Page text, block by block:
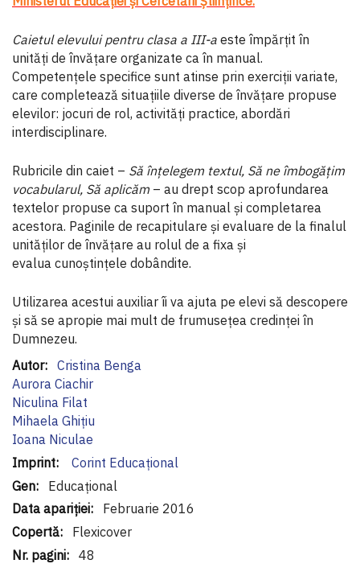
Caietul elevului pentru clasa a III-a este împărţit în
unităţi de învăţare organizate ca în manual.
Competenţele specifice sunt atinse prin exerciţii variate,
care completează situaţiile diverse de învăţare propuse
elevilor: jocuri de rol, activităţi practice, abordări
interdisciplinare.
Rubricile din caiet – Să înţelegem textul, Să ne îmbogăţim
vocabularul, Să aplicăm – au drept scop aprofundarea
textelor propuse ca suport în manual şi completarea
acestora. Paginile de recapitulare şi evaluare de la finalul
unităţilor de învăţare au rolul de a fixa şi
evalua cunoştinţele dobândite.
Utilizarea acestui auxiliar îi va ajuta pe elevi să descopere
şi să se apropie mai mult de frumuseţea credinţei în
Dumnezeu.
Informaţii
suplimentare
Cristina Benga
Aurora Ciachir
Niculina Filat
Mihaela Ghiţiu
Ioana Niculae
Corint Educaţional
Educațional
Februarie 2016
Flexicover
48